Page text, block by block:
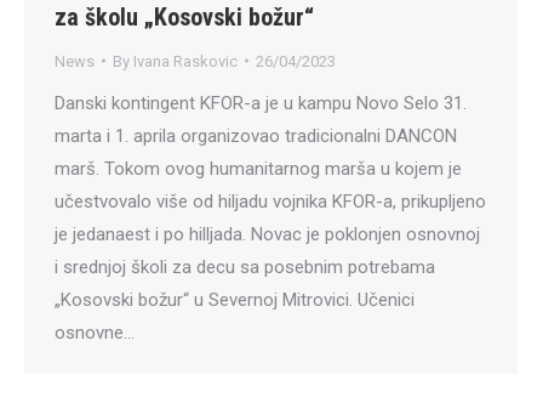
za školu „Kosovski božur“
News By Ivana Raskovic 26/04/2023
Danski kontingent KFOR-a je u kampu Novo Selo 31.
marta i 1. aprila organizovao tradicionalni DANCON
marš. Tokom ovog humanitarnog marša u kojem je
učestvovalo više od hiljadu vojnika KFOR-a, prikupljeno
je jedanaest i po hilljada. Novac je poklonjen osnovnoj
i srednjoj školi za decu sa posebnim potrebama
„Kosovski božur“ u Severnoj Mitrovici. Učenici
osnovne…